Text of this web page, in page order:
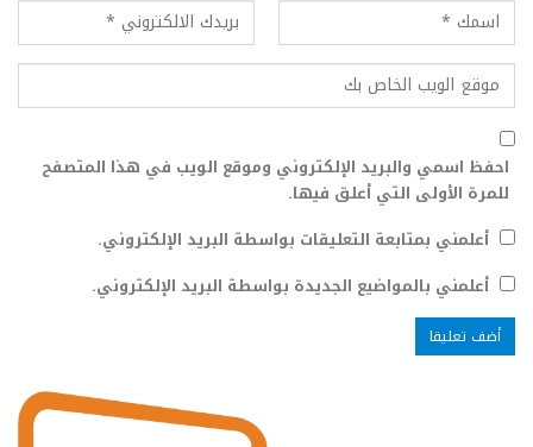
احفظ اسمي والبريد الإلكتروني وموقع الويب في هذا المتصفح
للمرة الأولى التي أعلق فيها.
أعلمني بمتابعة التعليقات بواسطة البريد الإلكتروني.
أعلمني بالمواضيع الجديدة بواسطة البريد الإلكتروني.